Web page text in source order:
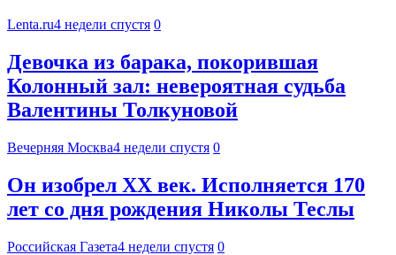
Lenta.ru4 недели спустя 0
Девочка из барака, покорившая
Колонный зал: невероятная судьба
Валентины Толкуновой
Вечерняя Москва4 недели спустя 0
Он изобрел XX век. Исполняется 170
лет со дня рождения Николы Теслы
Российская Газета4 недели спустя 0